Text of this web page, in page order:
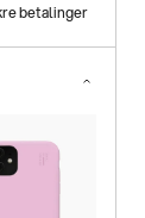
betalinger